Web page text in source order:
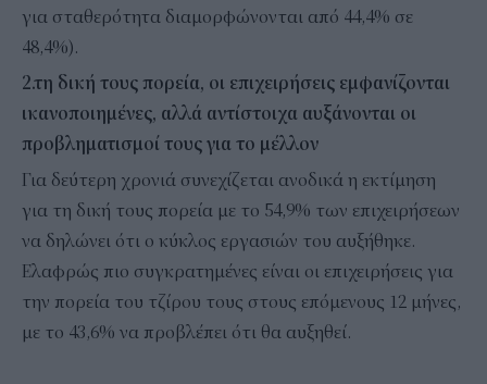
για σταθερότητα διαμορφώνονται από 44,4% σε
48,4%).
2.τη δική τους πορεία, οι επιχειρήσεις εμφανίζονται
ικανοποιημένες, αλλά αντίστοιχα αυξάνονται οι
προβληματισμοί τους για το μέλλον
Για δεύτερη χρονιά συνεχίζεται ανοδικά η εκτίμηση
για τη δική τους πορεία με το 54,9% των επιχειρήσεων
να δηλώνει ότι ο κύκλος εργασιών του αυξήθηκε.
Ελαφρώς πιο συγκρατημένες είναι οι επιχειρήσεις για
την πορεία του τζίρου τους στους επόμενους 12 μήνες,
με το 43,6% να προβλέπει ότι θα αυξηθεί.